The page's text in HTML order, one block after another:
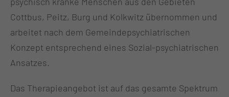
Cottbus, Peitz, Burg und Kolkwitz übernommen und
arbeitet nach dem Gemeindepsychiatrischen
Konzept entsprechend eines Sozial-psychiatrischen
Ansatzes.
Das Therapieangebot ist auf das gesamte Spektrum